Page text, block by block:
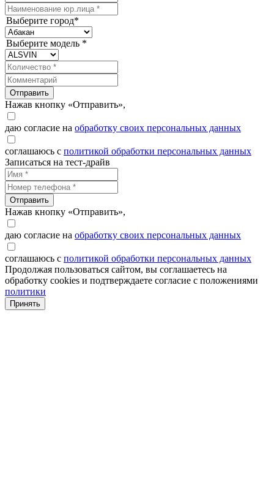
Выберите город*
Выберите модель *
Отправить
Нажав кнопку «Отправить»,
даю согласие на обработку своих персональных данных
соглашаюсь с политикой обработки персональных данных
Записаться на тест-драйв
Отправить
Нажав кнопку «Отправить»,
даю согласие на обработку своих персональных данных
соглашаюсь с политикой обработки персональных данных
Продолжая пользоваться сайтом, вы соглашаетесь на
обработку cookies и подтверждаете согласие с положениями
политики
Принять